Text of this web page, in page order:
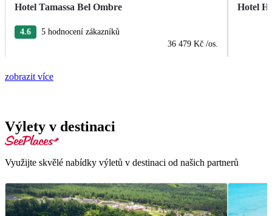
Hotel Tamassa Bel Ombre
4.6
5 hodnocení zákazníků
36 479 Kč /os.
Hotel
zobrazit více
Výlety v destinaci
Využijte skvělé nabídky výletů v destinaci od našich partnerů